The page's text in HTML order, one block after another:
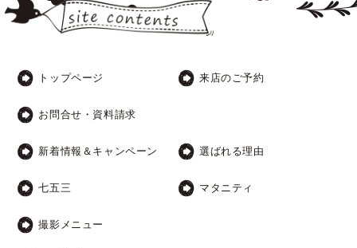
トップページ 来店のご予約
お問合せ・資料請求
新着情報＆キャンペーン 選ばれる理由
七五三 マタニティ
撮影メニュー